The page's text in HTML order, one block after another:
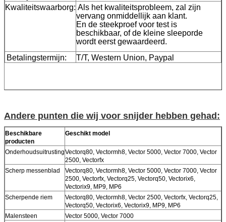
Kwaliteitswaarborg: Als het kwaliteitsprobleem, zal zijn
vervang onmiddellijk aan klant.
En de steekproef voor test is
beschikbaar, of de kleine sleeporde
wordt eerst gewaardeerd.
Betalingstermijn:
T/T, Western Union, Paypal
Andere punten die wij voor snijder hebben gehad:
Beschikbare
producten
Geschikt model
OnderhoudsuitrustingVectorq80, Vectormh8, Vector 5000, Vector 7000, Vector
2500, Vectorfx
Scherp messenblad
Vectorq80, Vectormh8, Vector 5000, Vector 7000, Vector
2500, Vectorfx, Vectorq25, Vectorq50, Vectorix6,
Vectorix9, MP9, MP6
Scherpende riem
Vectorq80, Vectormh8, Vector 2500, Vectorfx, Vectorq25,
Vectorq50, Vectorix6, Vectorix9, MP9, MP6
Malensteen
Vector 5000, Vector 7000